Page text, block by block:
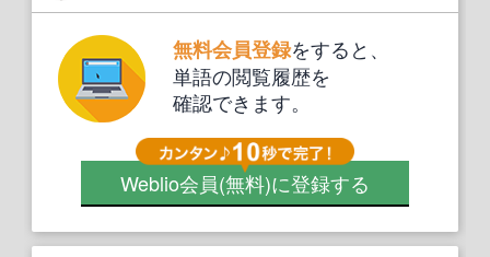
無料会員登録をすると、
単語の閲覧履歴を
確認できます。
Weblio会員(無料)に登録する